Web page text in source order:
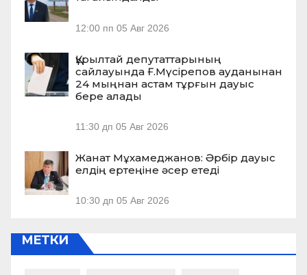
12:00 пп 05 Авг 2026
Құрылтай депутаттарының
сайлауында Ғ.Мүсірепов ауданынан
24 мыңнан астам тұрғын дауыс
бере алады
11:30 дп 05 Авг 2026
Жанат Мұхамеджанов: Әрбір дауыс
елдің ертеңіне әсер етеді
10:30 дп 05 Авг 2026
МЕТКИ